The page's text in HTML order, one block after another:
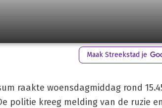
Maak Streekstad je
raakte woensdagmiddag rond
politie kreeg melding van de ruzie